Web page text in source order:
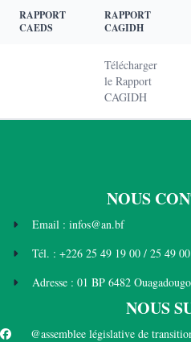
RAPPORT
CAEDS
RAPPORT
CAGIDH
Télécharger
le Rapport
CAGIDH
NOUS
Email : infos@an.bf
Tél. : +226 25 49 19 00 / 25 49
Adresse : 01 BP 6482
NOUS
@assemblee législative de